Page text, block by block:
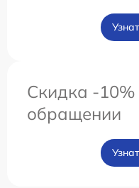
Скидка -
обращении